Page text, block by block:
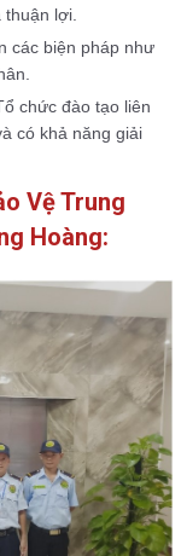
lợi.
các biện pháp như
chức đào tạo liên
có khả năng giải
Vệ Trung
Hoàng: